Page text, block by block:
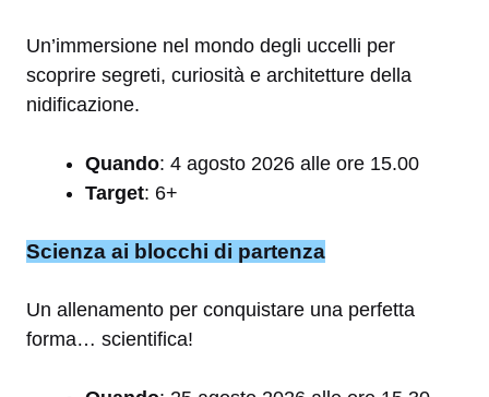
Un’immersione nel mondo degli uccelli per
scoprire segreti, curiosità e architetture della
nidificazione.
Quando: 4 agosto 2026 alle ore 15.00
Target: 6+
Scienza ai blocchi di partenza
Un allenamento per conquistare una perfetta
forma… scientifica!